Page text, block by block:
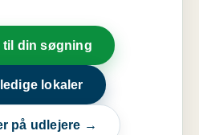
til din søgning
lokaler
på udlejere →